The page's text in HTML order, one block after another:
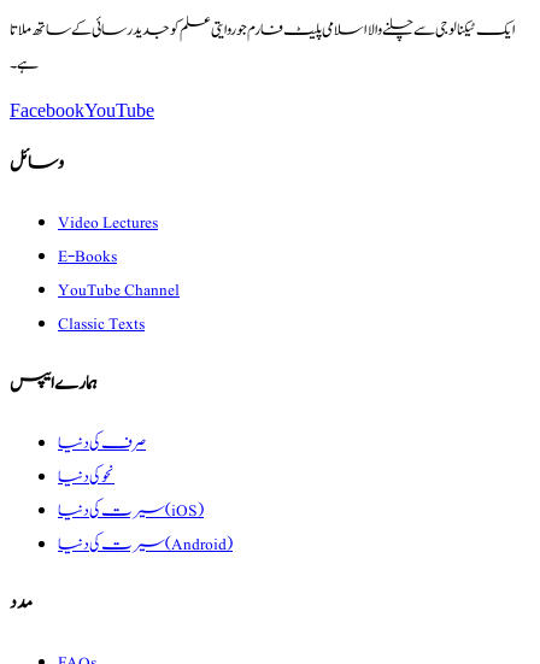
ایک ٹیکنالوجی سے چلنے والا اسلامی پلیٹ فارم جو روایتی علم کو جدید رسائی کے ساتھ ملاتا
ہے۔
FacebookYouTube
وسائل
Video Lectures
E-Books
YouTube Channel
Classic Texts
ہمارے ایپس
صرف کی دنیا
نحو کی دنیا
سیرت کی دنیا (iOS)
سیرت کی دنیا (Android)
مدد